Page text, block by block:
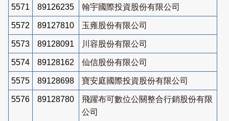
5571 89126235 翰宇國際投資股份有限公司
5572 89127810 玉雍股份有限公司
5573 89128091 川容股份有限公司
5574 89128162 仙信股份有限公司
5575 89128698 寶安庭國際投資股份有限公司
5576 89128780
飛躍布可數位公關整合行銷股份有限
公司